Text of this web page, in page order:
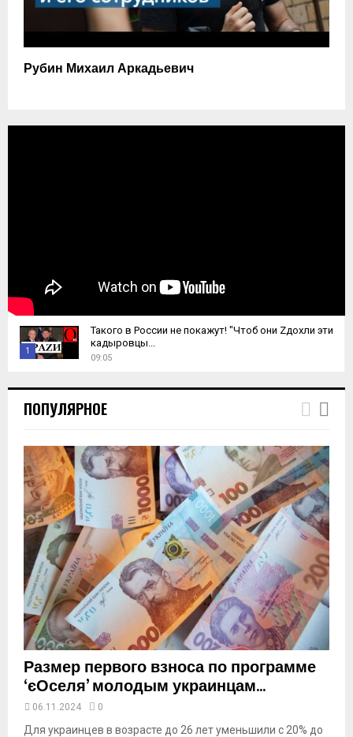
Рубин Михаил Аркадьевич
1
h
u
a
y
u
e
Такого в России не покажут! "Чтоб они Zдохли эти
кадыровцы...
09:05
ПОПУЛЯРНОЕ
Размер первого взноса по программе
‘єОселя’ молодым украинцам...
06.11.2024 0
Для украинцев в возрасте до 26 лет уменьшили с 20% до